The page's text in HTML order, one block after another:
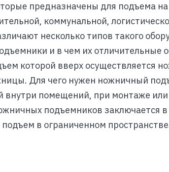
предназначены для подъема
коммунальной,
несколько типов такого
и в чем их отличительные
которой вверх осуществляется
Для чего нужен ножничный
внутри помещений, при монтаже
подъемников заключается
в ограниченном